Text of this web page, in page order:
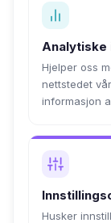
Analytiske
Hjelper oss
nettstedet
informasjon
Husker